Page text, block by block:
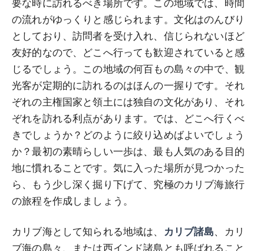
要な時に訪れるべき場所です。この地域では、時間
の流れがゆっくりと感じられます。文化はのんびり
としており、訪問者を受け入れ、信じられないほど
友好的なので、どこへ行っても歓迎されていると感
じるでしょう。この地域の何百もの島々の中で、観
光客が定期的に訪れるのはほんの一握りです。それ
ぞれの主権国家と領土には独自の文化があり、それ
ぞれを訪れる利点があります。では、どこへ行くべ
きでしょうか？どのように絞り込めばよいでしょう
か？最初の素晴らしい一歩は、最も人気のある目的
地に慣れることです。気に入った場所が見つかった
ら、もう少し深く掘り下げて、究極のカリブ海旅行
の旅程を作成しましょう。
カリブ海として知られる地域は、 カリブ諸島、カリ
ブ海の島々、または西インド諸島とも呼ばれること